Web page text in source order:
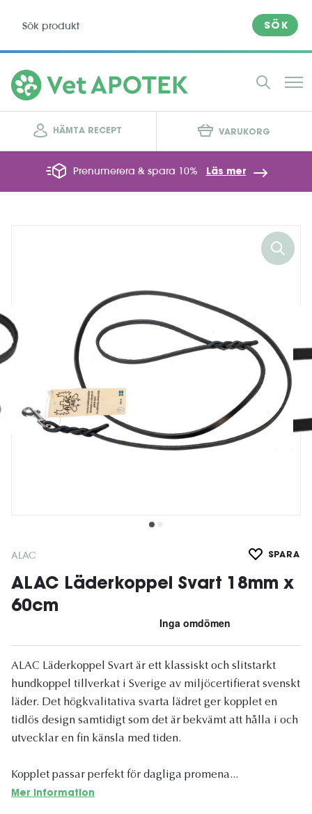
SÖK
HÄMTA RECEPT VARUKORG
Prenumerera & spara 10% Läs mer
ALAC SPARA
ALAC Läderkoppel Svart 18mm x
60cm
ALAC Läderkoppel Svart är ett klassiskt och slitstarkt
hundkoppel tillverkat i Sverige av miljöcertifierat svenskt
läder. Det högkvalitativa svarta lädret ger kopplet en
tidlös design samtidigt som det är bekvämt att hålla i och
utvecklar en fin känsla med tiden.
Kopplet passar perfekt för dagliga promena...
Mer information